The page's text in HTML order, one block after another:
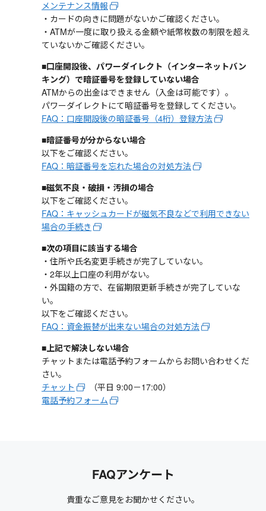
メンテナンス情報
・カードの向きに問題がないかご確認ください。
・ATMが一度に取り扱える金額や紙幣枚数の制限を超え
ていないかご確認ください。
■口座開設後、パワーダイレクト（インターネットバン
キング）で暗証番号を登録していない場合
ATMからの出金はできません（入金は可能です）。
パワーダイレクトにて暗証番号を登録してください。
FAQ：口座開設後の暗証番号（4桁）登録方法
■暗証番号が分からない場合
以下をご確認ください。
FAQ：暗証番号を忘れた場合の対処方法
■磁気不良・破損・汚損の場合
以下をご確認ください。
FAQ：キャッシュカードが磁気不良などで利用できない
場合の手続き
■次の項目に該当する場合
・住所や氏名変更手続きが完了していない。
・2年以上口座の利用がない。
・外国籍の方で、在留期限更新手続きが完了していな
い。
以下をご確認ください。
FAQ：資金振替が出来ない場合の対処方法
■上記で解決しない場合
チャットまたは電話予約フォームからお問い合わせくだ
さい。
チャット
（平日 9:00－17:00）
電話予約フォーム
FAQアンケート
貴重なご意見をお聞かせください。